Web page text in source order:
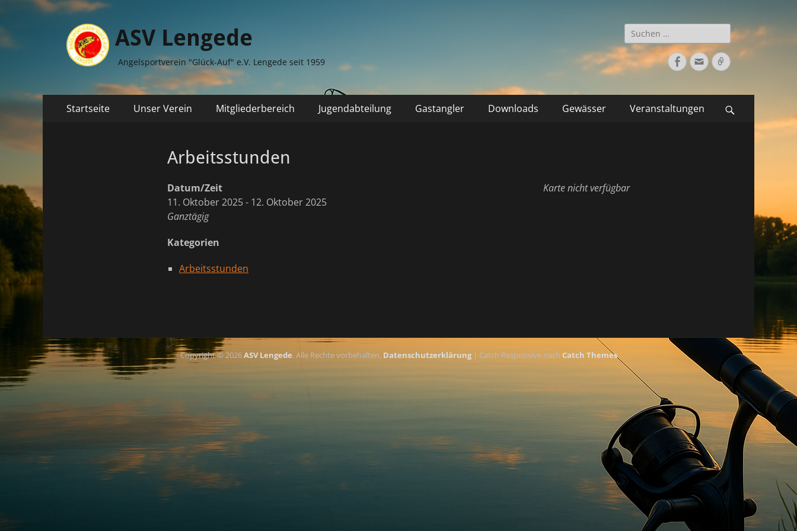
ASV Lengede
Angelsportverein "Glück-Auf" e.V. Lengede seit 1959
Suche
nach:
Facebook
E-
Mail
Verknüpfung
Primäres
Inhalt
Startseite Unser Verein Mitgliederbereich Jugendabteilung Gastangler Downloads Gewässer Veranstaltungen
Arbeitsstunden
Karte nicht verfügbar
Datum/Zeit
11. Oktober 2025 - 12. Oktober 2025
Ganztägig
Kategorien
Arbeitsstunden
Copyright © 2026ASV Lengede. Alle Rechte vorbehalten. Datenschutzerklärung| Catch Responsive nach Catch Themes